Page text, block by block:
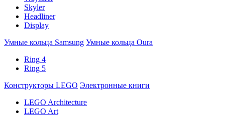
Skyler
Headliner
Display
Умные кольца Samsung Умные кольца Oura
Ring 4
Ring 5
Конструкторы LEGO Электронные книги
LEGO Architecture
LEGO Art